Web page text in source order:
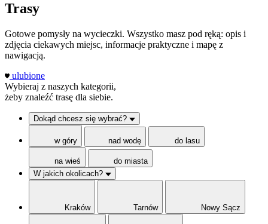
Trasy
Gotowe pomysły na wycieczki. Wszystko masz pod ręką: opis i
zdjęcia ciekawych miejsc, informacje praktyczne i mapę z
nawigacją.
ulubione
Wybieraj z naszych kategorii,
żeby znaleźć trasę dla siebie.
Dokąd chcesz się wybrać?
w góry nad wodę do lasu
na wieś
do miasta
W jakich okolicach?
Kraków Tarnów Nowy Sącz